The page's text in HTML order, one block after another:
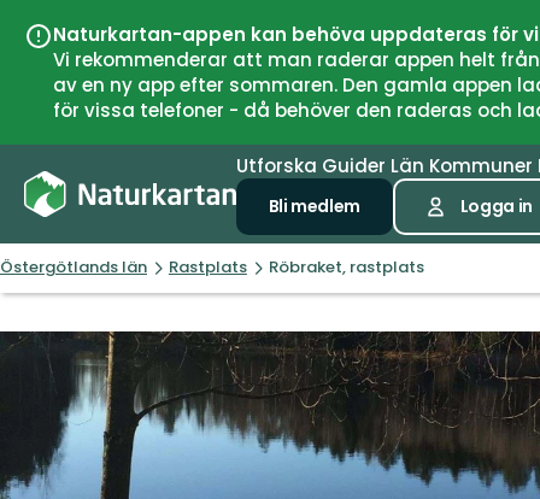
Naturkartan-appen kan behöva uppdateras för
Vi rekommenderar att man raderar appen helt
av en ny app efter sommaren. Den gamla
för vissa telefoner - då behöver den raderas och
Utforska Guider Län Kommuner
Bli medlem Logga in
Östergötlands län Rastplats Röbraket, rastplats